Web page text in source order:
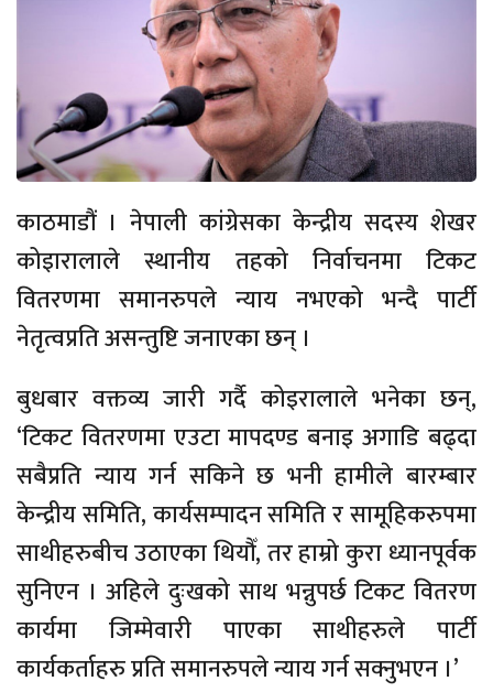
काठमाडौं । नेपाली कांग्रेसका केन्द्रीय सदस्य शेखर
कोइारालाले स्थानीय तहको निर्वाचनमा टिकट
वितरणमा समानरुपले न्याय नभएको भन्दै पार्टी
नेतृत्वप्रति असन्तुष्टि जनाएका छन् ।
बुधबार वक्तव्य जारी गर्दै कोइरालाले भनेका छन्,
‘टिकट वितरणमा एउटा मापदण्ड बनाइ अगाडि बढ्दा
सबैप्रति न्याय गर्न सकिने छ भनी हामीले बारम्बार
केन्द्रीय समिति, कार्यसम्पादन समिति र सामूहिकरुपमा
साथीहरुबीच उठाएका थियौँ, तर हाम्रो कुरा ध्यानपूर्वक
सुनिएन । अहिले दुःखको साथ भन्नुपर्छ टिकट वितरण
कार्यमा जिम्मेवारी पाएका साथीहरुले पार्टी
कार्यकर्ताहरु प्रति समानरुपले न्याय गर्न सक्नुभएन ।’